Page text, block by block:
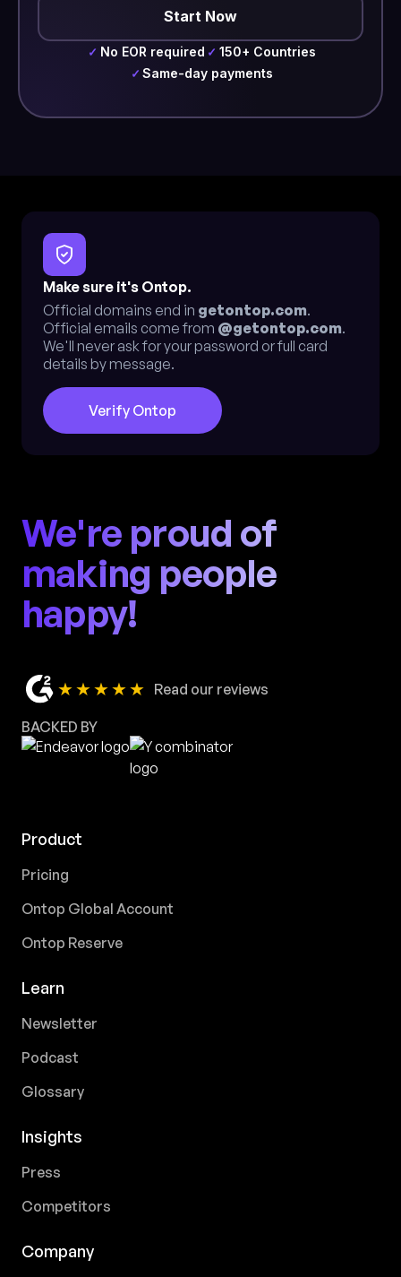
Start Now
✓ No EOR required ✓ 150+ Countries
✓ Same-day payments
Make sure it's Ontop.
Official domains end in getontop.com.
Official emails come from @getontop.com.
We'll never ask for your password or full card
details by message.
Verify Ontop
We're proud of
making people
happy!
★★★★★ Read our reviews
BACKED BY
Product
Pricing
Ontop Global Account
Ontop Reserve
Learn
Newsletter
Podcast
Glossary
Insights
Press
Competitors
Company